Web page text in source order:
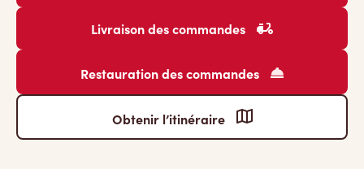
Livraison des commandes
Restauration des commandes
Obtenir l’itinéraire